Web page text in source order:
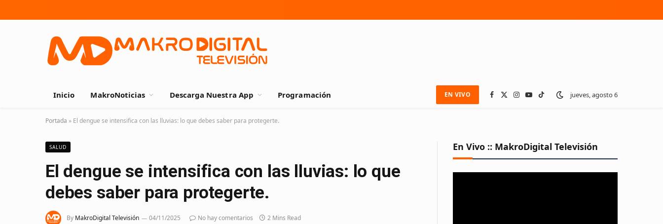
Inicio MakroNoticias Descarga Nuestra App Programación EN VIVO Facebook
X
Instagram
YouTube
TikTok jueves, agosto 6
Portada » El dengue se intensifica con las lluvias: lo que debes saber para protegerte.
SALUD
El dengue se intensifica con las lluvias: lo que
debes saber para protegerte.
By MakroDigital Televisión 04/11/2025 No hay comentarios 2 Mins Read
En Vivo :: MakroDigital Televisión